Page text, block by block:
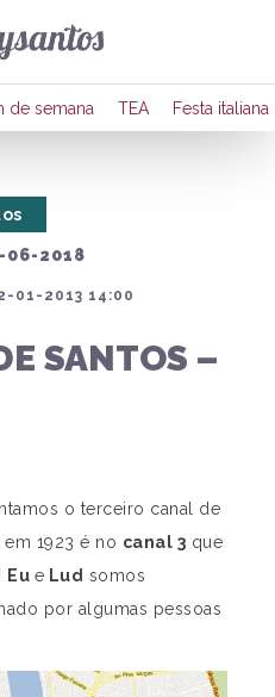
de semana TEA Festa italiana
06-2018
01-2013 14:00
SANTOS –
o terceiro canal de
1923 é no canal 3 que
Eu e Lud somos
por algumas pessoas